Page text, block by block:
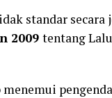
standar
2009 tentang